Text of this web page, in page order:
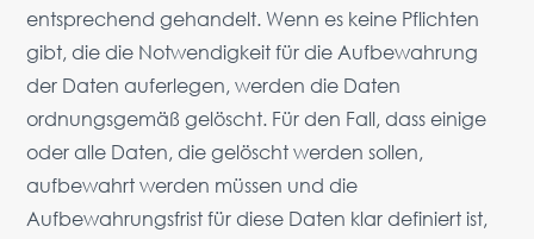
entsprechend gehandelt. Wenn es keine Pflichten
gibt, die die Notwendigkeit für die Aufbewahrung
der Daten auferlegen, werden die Daten
ordnungsgemäß gelöscht. Für den Fall, dass einige
oder alle Daten, die gelöscht werden sollen,
aufbewahrt werden müssen und die
Aufbewahrungsfrist für diese Daten klar definiert ist,